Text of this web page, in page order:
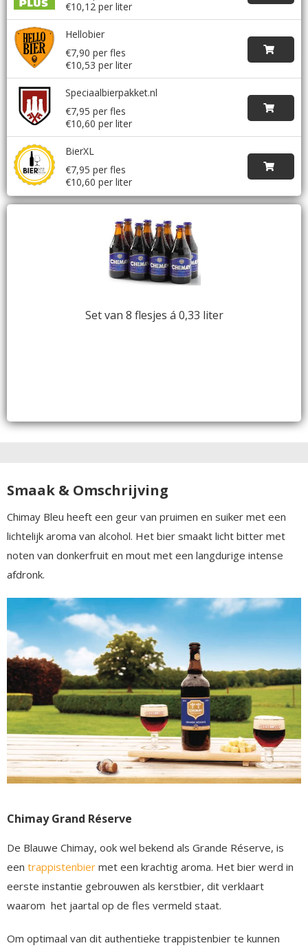
€10,12 per liter
Hellobier
€7,90 per fles
€10,53 per liter
Speciaalbierpakket.nl
€7,95 per fles
€10,60 per liter
BierXL
€7,95 per fles
€10,60 per liter
Set van 8 flesjes á 0,33 liter
Smaak & Omschrijving
Chimay Bleu heeft een geur van pruimen en suiker met een
lichtelijk aroma van alcohol. Het bier smaakt licht bitter met
noten van donkerfruit en mout met een langdurige intense
afdronk.
Chimay Grand Réserve
De Blauwe Chimay, ook wel bekend als Grande Réserve, is
een trappistenbier met een krachtig aroma. Het bier werd in
eerste instantie gebrouwen als kerstbier, dit verklaart
waarom het jaartal op de fles vermeld staat.
Om optimaal van dit authentieke trappistenbier te kunnen